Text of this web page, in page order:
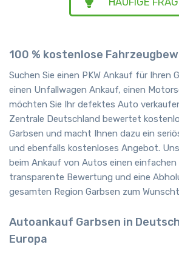
100 % kostenlose
Suchen Sie einen PKW Ankauf für Ihren
einen Unfallwagen Ankauf, einen
möchten Sie Ihr defektes Auto
Zentrale Deutschland bewertet
Garbsen und macht Ihnen dazu ein
und ebenfalls kostenloses Angebot.
beim Ankauf von Autos einen einfachen
transparente Bewertung und eine
gesamten Region Garbsen zum
Autoankauf Garbsen in
Europa